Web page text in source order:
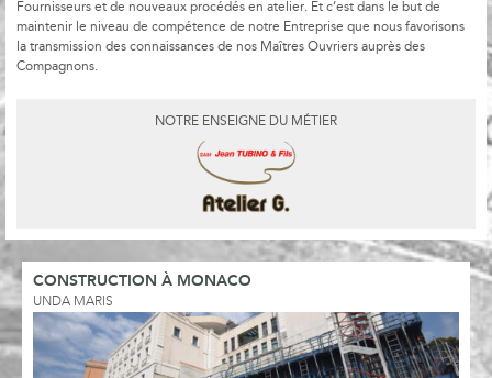
Fournisseurs et de nouveaux procédés en atelier. Et c’est dans le but de
maintenir le niveau de compétence de notre Entreprise que nous favorisons
la transmission des connaissances de nos Maîtres Ouvriers auprès des
Compagnons.
NOTRE ENSEIGNE DU MÉTIER
CONSTRUCTION À MONACO
UNDA MARIS